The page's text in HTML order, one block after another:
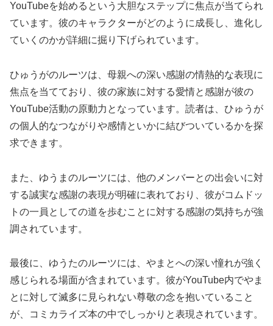
YouTubeを始めるという大胆なステップに焦点が当てられ
ています。彼のキャラクターがどのように成長し、進化し
ていくのかが詳細に掘り下げられています。
ひゅうがのルーツは、母親への深い感謝の情熱的な表現に
焦点を当てており、彼の家族に対する愛情と感謝が彼の
YouTube活動の原動力となっています。読者は、ひゅうが
の個人的なつながりや感情といかに結びついているかを探
求できます。
また、ゆうまのルーツには、他のメンバーとの出会いに対
する誠実な感謝の表現が明確に表れており、彼がコムドッ
トの一員としての道を歩むことに対する感謝の気持ちが強
調されています。
最後に、ゆうたのルーツには、やまとへの深い憧れが強く
感じられる場面が含まれています。彼がYouTube内でやま
とに対して滅多に見られない尊敬の念を抱いていること
が、コミカライズ本の中でしっかりと表現されています。